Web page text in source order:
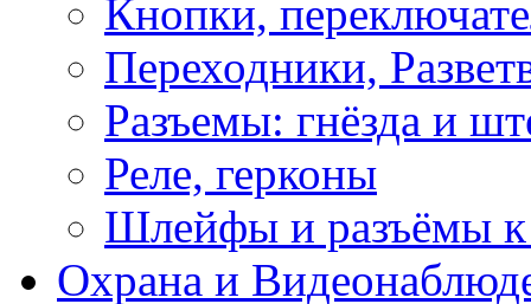
Кнопки,
Переходники,
Разъемы: гнёзда и
Реле, герконы
Шлейфы и разъёмы
Охрана и